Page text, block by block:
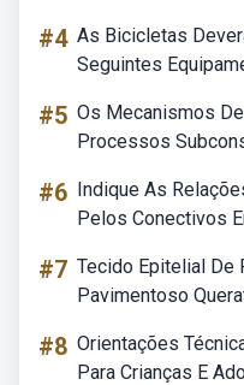
#4 As Bicicletas
Seguintes
#5 Os Mecanismos
Processos
#6 Indique As
Pelos Conectivos
#7 Tecido Epitelial De
Pavimentoso
#8 Orientações
Para Crianças E